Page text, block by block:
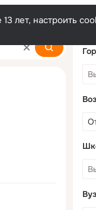
лет, настроить
Вуз